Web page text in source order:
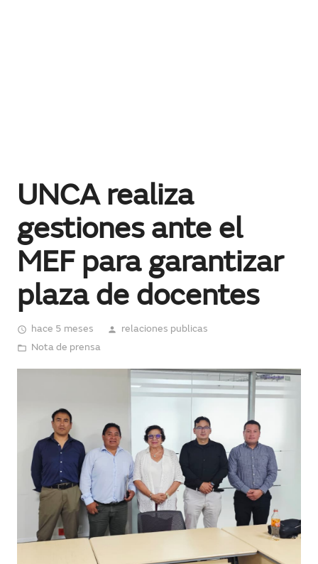
UNCA realiza
gestiones ante el
MEF para garantizar
plaza de docentes
access_time hace 5 meses person relaciones publicas
folder_open Nota de prensa